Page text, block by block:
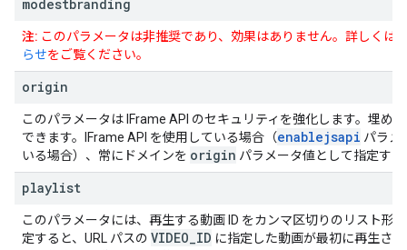
modestbranding
注: このパラメータは非推奨であり、効果はありません。詳しくは
らせをご覧ください。
origin
このパラメータは IFrame API のセキュリティを強化します。埋め
できます。IFrame API を使用している場合（enablejsapi パラメ
いる場合）、常にドメインを origin パラメータ値として指定す
playlist
このパラメータには、再生する動画 ID をカンマ区切りのリスト形
定すると、URL パスの VIDEO ID に指定した動画が最初に再生さ